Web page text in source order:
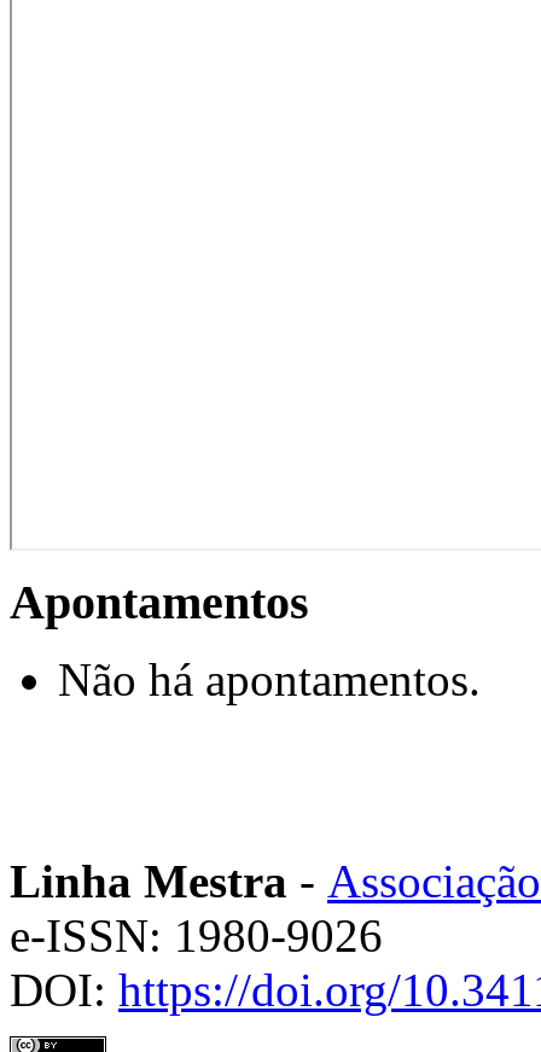
Apontamentos
Não há apontamentos.
Linha Mestra -
e-ISSN: 1980-9026
DOI: https://doi.org/